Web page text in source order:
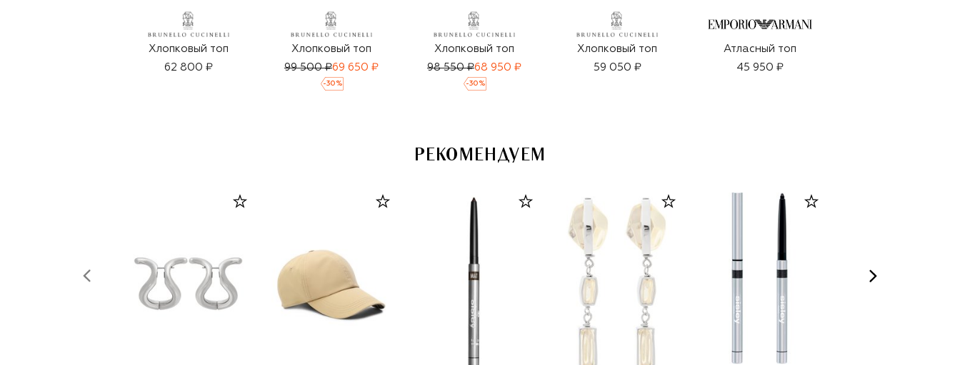
Хлопковый топ
62 800 ₽
Хлопковый топ
99 500 ₽69 650 ₽
-30 %
Хлопковый топ
98 550 ₽68 950 ₽
-30 %
Хлопковый топ
59 050 ₽
Атласный топ
45 950 ₽
РЕКОМЕНДУЕМ